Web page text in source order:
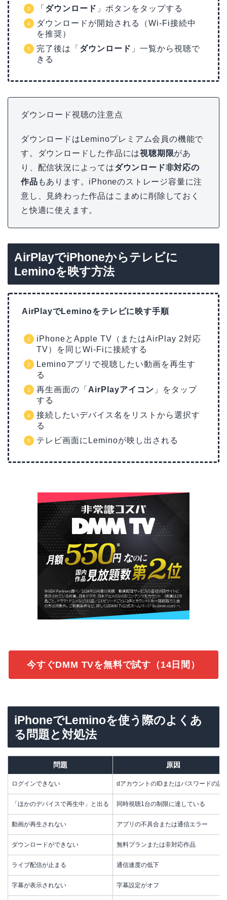
「 ダウンロード 」ボタンをタップする
ダウンロードが開始される（Wi-Fi接続中
を推奨）
完了後は「 ダウンロード 」一覧から視聴で
きる
ダウンロード視聴の注意点
ダウンロードはLeminoプレミアム会員の機能で
す。ダウンロードした作品には視聴期限があ
り、配信状況によってはダウンロード非対応の
作品 もあります。iPhoneのストレージ容量に注
意し、見終わった作品はこまめに削除しておく
と快適に使えます。
AirPlayでiPhoneからテレビに
Leminoを映す方法
AirPlayでLeminoをテレビに映す手順
iPhoneとApple TV（またはAirPlay 2対応
TV）を同じWi-Fiに接続する
Leminoアプリで視聴したい動画を再生す
る
再生画面の「 AirPlayアイコン 」をタップ
する
接続したいデバイス名をリストから選択す
る
テレビ画面にLeminoが映し出される
今すぐDMM TVを無料で試す（14日間）
iPhoneでLeminoを使う際のよくあ
る問題と対処法
問題 原因
ログインできない dアカウントのIDまたはパスワードの誤
「ほかのデバイスで再生中」と出る 同時視聴1台の制限に達している
動画が再生されない アプリの不具合または通信エラー
ダウンロードができない 無料プランまたは非対応作品
ライブ配信が止まる 通信速度の低下
字幕が表示されない 字幕設定がオフ